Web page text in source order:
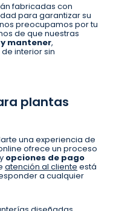
fabricadas con
para garantizar su
preocupamos por tu
de que nuestras
mantener,
interior sin
plantas
una experiencia de
ofrece un proceso
opciones de pago
atención al cliente está
a cualquier